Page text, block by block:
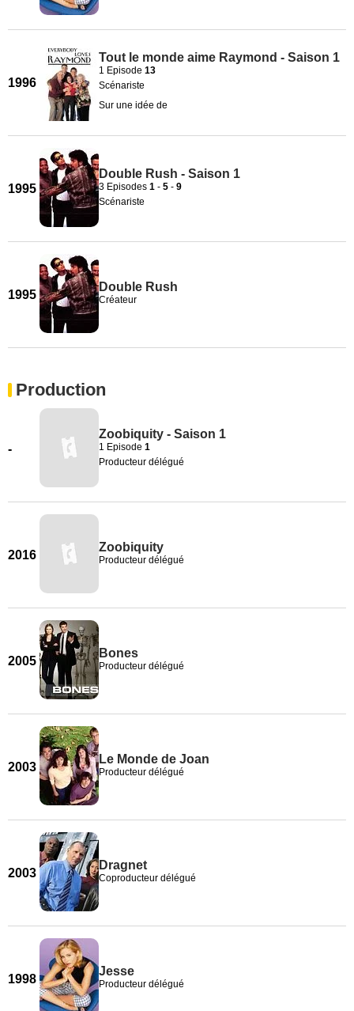
1996
Tout le monde aime Raymond - Saison 1
1 Episode 13
Scénariste
Sur une idée de
1995
Double Rush - Saison 1
3 Episodes 1 - 5 - 9
Scénariste
1995
Double Rush
Créateur
Production
-
Zoobiquity - Saison 1
1 Episode 1
Producteur délégué
2016
Zoobiquity
Producteur délégué
2005
Bones
Producteur délégué
2003
Le Monde de Joan
Producteur délégué
2003
Dragnet
Coproducteur délégué
1998
Jesse
Producteur délégué